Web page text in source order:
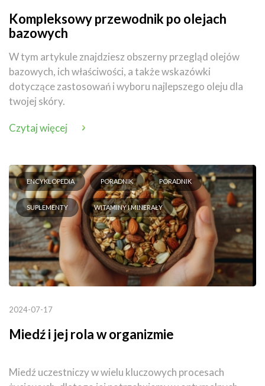
Kompleksowy przewodnik po olejach
bazowych
W tym artykule znajdziesz obszerny przegląd olejów
bazowych, ich właściwości, a także wskazówki
dotyczące zastosowań i wyboru najlepszego oleju dla
twojej skóry.
Czytaj więcej
ENCYKLOPEDIA PORADNIK PORADNIK
SUPLEMENTY WITAMINY I MINERAŁY
2024-07-17
Miedź i jej rola w organizmie
Miedź uczestniczy w wielu kluczowych procesach